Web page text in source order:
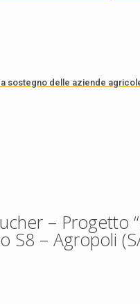
a sostegno delle aziende
– Progetto
S8 – Agropoli